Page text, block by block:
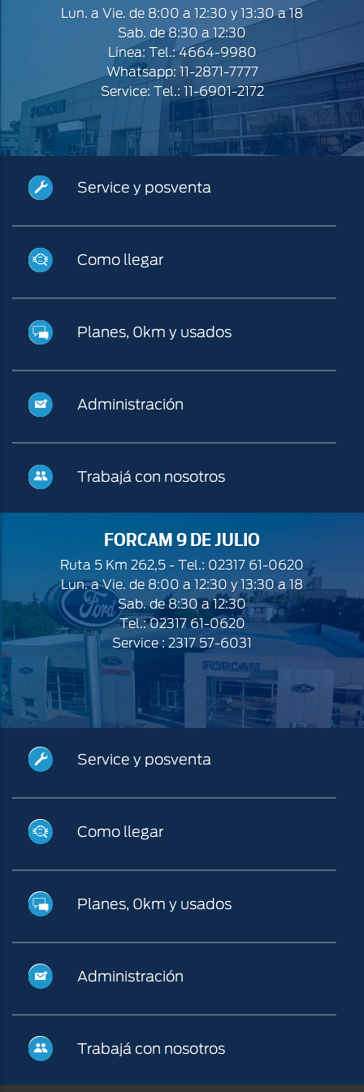
Lun. a Vie. de 8:00 a 12:30 y 13:30 a 18
Sab. de 8:30 a 12:30
Linea: Tel.: 4664-9980
Whatsapp: 11-2871-7777
Service: Tel.: 11-6901-2172
Service
Service y posventa
¿Cómo
Como llegar
Planes,
Planes, 0km y usados
Administración
Administración
Trabajá
nosotros
Trabajá con nosotros
FORCAM 9 DE JULIO
Ruta 5 Km 262,5 - Tel.: 02317 61-0620
Lun. a Vie. de 8:00 a 12:30 y 13:30 a 18
Sab. de 8:30 a 12:30
Tel.: 02317 61-0620
Service : 2317 57-6031
Service
Service y posventa
¿Cómo
Como llegar
Planes,
Planes, 0km y usados
Administración
Administración
Trabajá
Trabajá con nosotros